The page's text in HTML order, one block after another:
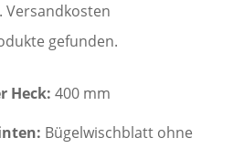
Versandkosten
gefunden.
Heck: 400 mm
Bügelwischblatt ohne